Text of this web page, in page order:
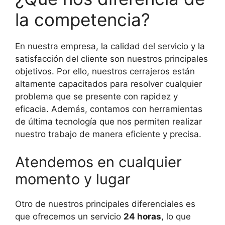
la competencia?
En nuestra empresa, la calidad del servicio y la
satisfacción del cliente son nuestros principales
objetivos. Por ello, nuestros cerrajeros están
altamente capacitados para resolver cualquier
problema que se presente con rapidez y
eficacia. Además, contamos con herramientas
de última tecnología que nos permiten realizar
nuestro trabajo de manera eficiente y precisa.
Atendemos en cualquier
momento y lugar
Otro de nuestros principales diferenciales es
que ofrecemos un servicio 24 horas, lo que